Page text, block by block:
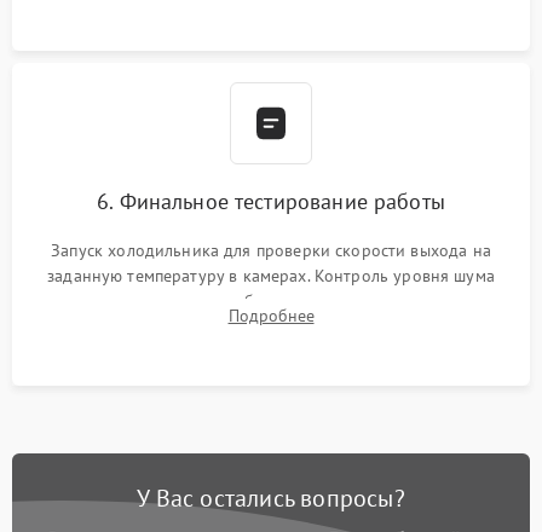
6. Финальное тестирование работы
Запуск холодильника для проверки скорости выхода на
заданную температуру в камерах. Контроль уровня шума
компрессора, отсутствия обмерзания стенок и корректного
срабатывания системы автоматической оттайки.
Подробнее
У Вас остались вопросы?